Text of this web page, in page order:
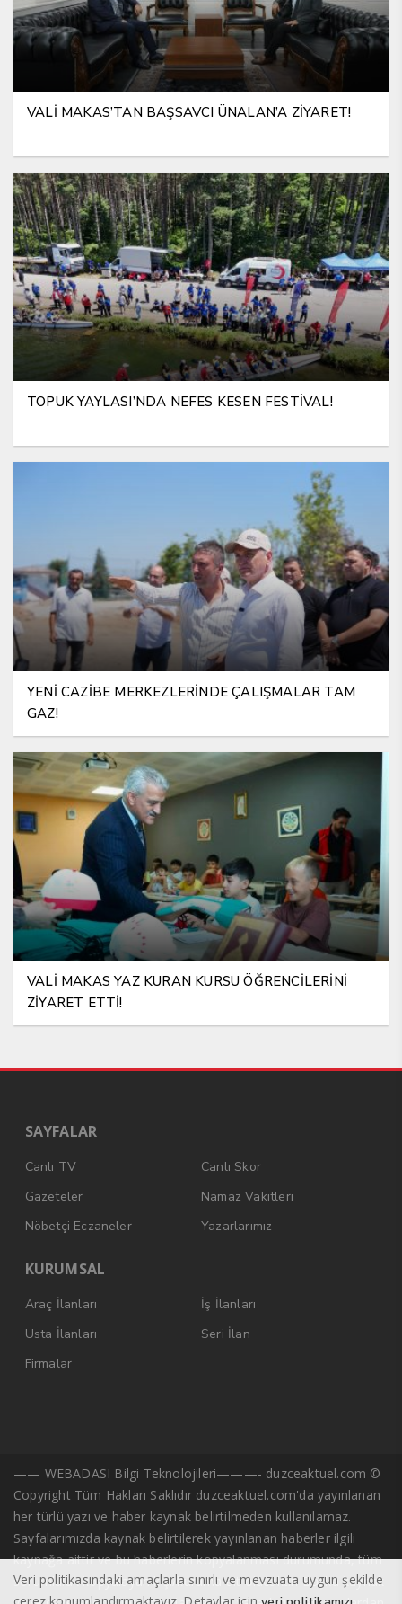
VALİ MAKAS’TAN BAŞSAVCI ÜNALAN’A ZİYARET!
TOPUK YAYLASI’NDA NEFES KESEN FESTİVAL!
YENİ CAZİBE MERKEZLERİNDE ÇALIŞMALAR TAM
GAZ!
VALİ MAKAS YAZ KURAN KURSU ÖĞRENCİLERİNİ
ZİYARET ETTİ!
SAYFALAR
Canlı TV
Canlı Skor
Gazeteler
Namaz Vakitleri
Nöbetçi Eczaneler
Yazarlarımız
KURUMSAL
Araç İlanları
İş İlanları
Usta İlanları
Seri İlan
Firmalar
—— WEBADASI Bilgi Teknolojileri———- duzceaktuel.com ©
Copyright Tüm Hakları Saklıdır duzceaktuel.com'da yayınlanan
her türlü yazı ve haber kaynak belirtilmeden kullanılamaz.
Sayfalarımızda kaynak belirtilerek yayınlanan haberler ilgili
kaynağa aittir ve bu haberlerin kopyalanması durumunda, tüm
sorumluluk kopyalayan kişi/kuruma ait olacaktır. Başka kaynak
Veri politikasındaki amaçlarla sınırlı ve mevzuata uygun şekilde